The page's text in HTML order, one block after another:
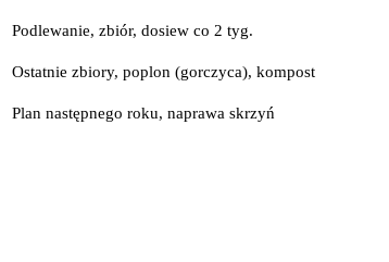
Podlewanie, zbiór, dosiew co 2 tyg.
Ostatnie zbiory, poplon (gorczyca), kompost
Plan następnego roku, naprawa skrzyń